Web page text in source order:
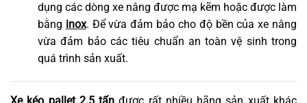
dụng các dòng xe nâng được mạ kẽm hoặc được làm
bằng inox. Để vừa đảm bảo cho độ bền của xe nâng
vừa đảm bảo các tiêu chuẩn an toàn vệ sinh trong
quá trình sản xuất.